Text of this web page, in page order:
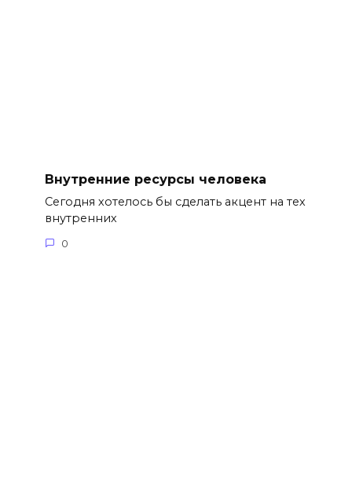
Внутренние ресурсы человека
Сегодня хотелось бы сделать акцент на тех
внутренних
0